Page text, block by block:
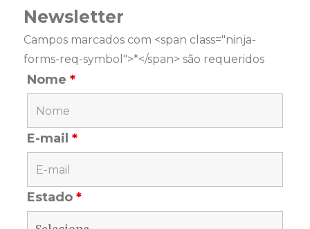
Newsletter
Campos marcados com <span class="ninja-
forms-req-symbol">*</span> são requeridos
Nome*
E-mail*
Estado*